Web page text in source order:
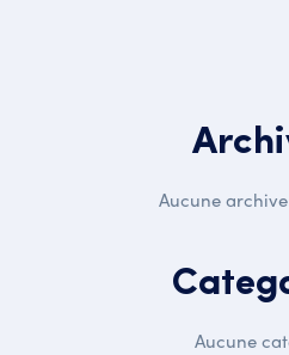
Aucune
Aucune